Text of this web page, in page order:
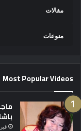
مقالات
منوعات
Most Popular Videos
فبراير